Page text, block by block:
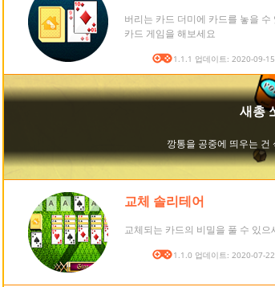
버리는 카드 더미에 카드를 놓을 수
카드 게임을 해보세요
버전: 1.1.1 업데이트: 2020-09-15
교체 솔리테어
교체되는 카드의 비밀을 풀 수 있으
버전: 1.1.0 업데이트: 2020-07-22